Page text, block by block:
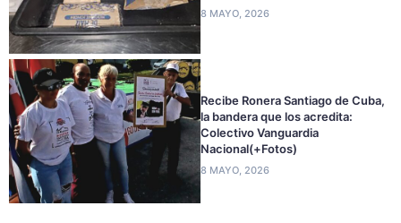
8 MAYO, 2026
Recibe Ronera Santiago de Cuba,
la bandera que los acredita:
Colectivo Vanguardia
Nacional(+Fotos)
8 MAYO, 2026